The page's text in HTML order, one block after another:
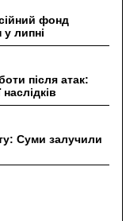
фонд
липні
після атак:
Суми залучили